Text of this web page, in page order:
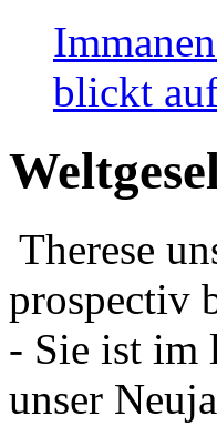
blickt
Therese
prospectiv
- Sie ist im
unser